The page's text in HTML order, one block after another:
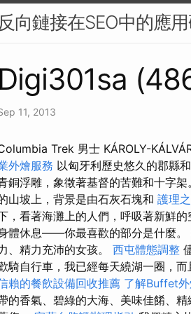
反向鏈接在SEO中的應
Digi301sa
11, 2013
Trek 男士 KÁROLY-
外燴服務 以匈牙利歷史悠久的郡縣
銅浮雕，象徵著基督的苦難和十字架
山坡上，背景是由石灰石塊和 護理
，看著海灘上的人們，呼吸著新鮮
體休息——你最喜歡的部分是什麼
、精力充沛的女孩。 西屯體態調整
騎自行車，我已經每天繞湖一圈，
賴的餐飲設備回收推薦 了解Buffet
的香氣、碧綠的大海、美味佳餚、